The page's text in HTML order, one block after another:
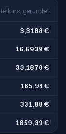
gerundet
3,3188 €
16,5939 €
33,1878 €
165,94 €
331,88 €
1659,39 €